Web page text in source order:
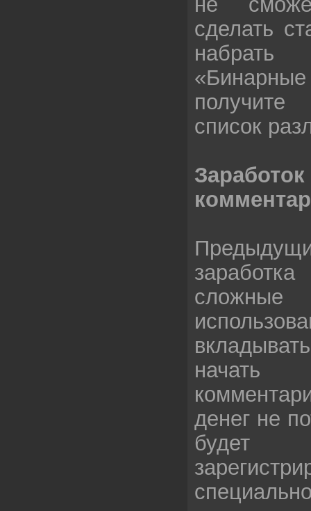
сделать
список
начать
денег не